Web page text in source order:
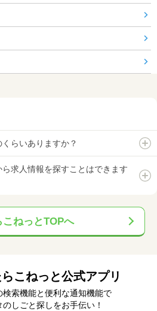
らいありますか？
求人情報を探すことはできます
こねっとTOPへ
こねっと公式アプリ
検索機能と便利な通知機能で
のしごと探しをお手伝い！